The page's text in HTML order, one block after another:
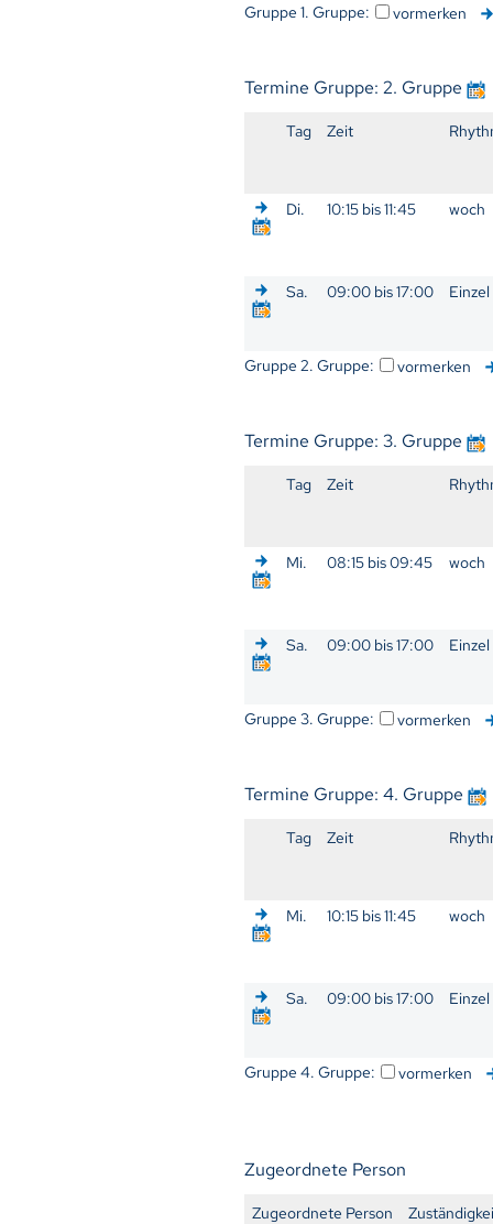
Gruppe 1. Gruppe: vormerken
Termine Gruppe: 2. Gruppe
Tag Zeit
Di. 10:15 bis 11:45 woch
Sa. 09:00 bis 17:00 Einzel
Gruppe 2. Gruppe: vormerken
Termine Gruppe: 3. Gruppe
Tag Zeit
Mi. 08:15 bis 09:45 woch
Sa. 09:00 bis 17:00 Einzel
Gruppe 3. Gruppe: vormerken
Termine Gruppe: 4. Gruppe
Tag Zeit
Mi. 10:15 bis 11:45 woch
Sa. 09:00 bis 17:00 Einzel
Gruppe 4. Gruppe: vormerken
Zugeordnete Person
Zugeordnete Person